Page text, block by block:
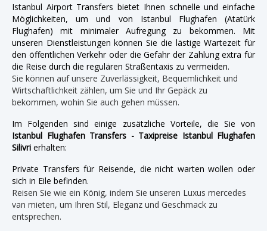
Istanbul Airport Transfers bietet Ihnen schnelle und einfache
Möglichkeiten, um und von Istanbul Flughafen (Atatürk
Flughafen) mit minimaler Aufregung zu bekommen. Mit
unseren Dienstleistungen können Sie die lästige Wartezeit für
den öffentlichen Verkehr oder die Gefahr der Zahlung extra für
die Reise durch die regulären Straßentaxis zu vermeiden.
Sie können auf unsere Zuverlässigkeit, Bequemlichkeit und
Wirtschaftlichkeit zählen, um Sie und Ihr Gepäck zu
bekommen, wohin Sie auch gehen müssen.
Im Folgenden sind einige zusätzliche Vorteile, die Sie von
Istanbul Flughafen Transfers - Taxipreise Istanbul Flughafen
Silivri erhalten:
Private Transfers für Reisende, die nicht warten wollen oder
sich in Eile befinden.
Reisen Sie wie ein König, indem Sie unseren Luxus mercedes
van mieten, um Ihren Stil, Eleganz und Geschmack zu
entsprechen.